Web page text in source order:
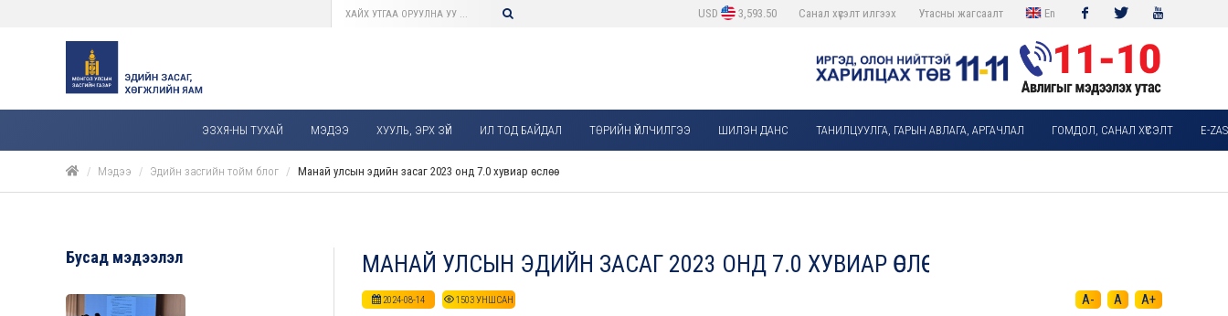
Facebook Twitter Youtube
USD 3,593.50 Санал хүсэлт илгээх Утасны жагсаалт En
ЭЗХЯ-НЫ ТУХАЙ МЭДЭЭ ХУУЛЬ, ЭРХ ЗҮЙ ИЛ ТОД БАЙДАЛ ТӨРИЙН ҮЙЛЧИЛГЭЭ ШИЛЭН ДАНС ТАНИЛЦУУЛГА, ГАРЫН АВЛАГА, АРГАЧЛАЛ ГОМДОЛ, САНАЛ ХҮСЭЛТ E-
Мэдээ Эдийн засгийн тойм блог Манай улсын эдийн засаг 2023 онд 7.0 хувиар өслөө
МАНАЙ УЛСЫН ЭДИЙН ЗАСАГ 2023 ОНД 7.0 ХУВИАР ӨСЛӨӨ
2024-08-14 1503УНШСАН A- A
A+
Бусад мэдээлэл